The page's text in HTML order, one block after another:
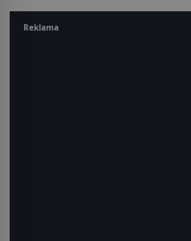
Reklama